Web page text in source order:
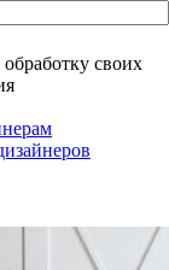
своих